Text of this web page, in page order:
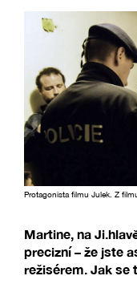
Protagonista filmu Julek. Z
Martine, na
precizní – že jste
režisérem. Jak se